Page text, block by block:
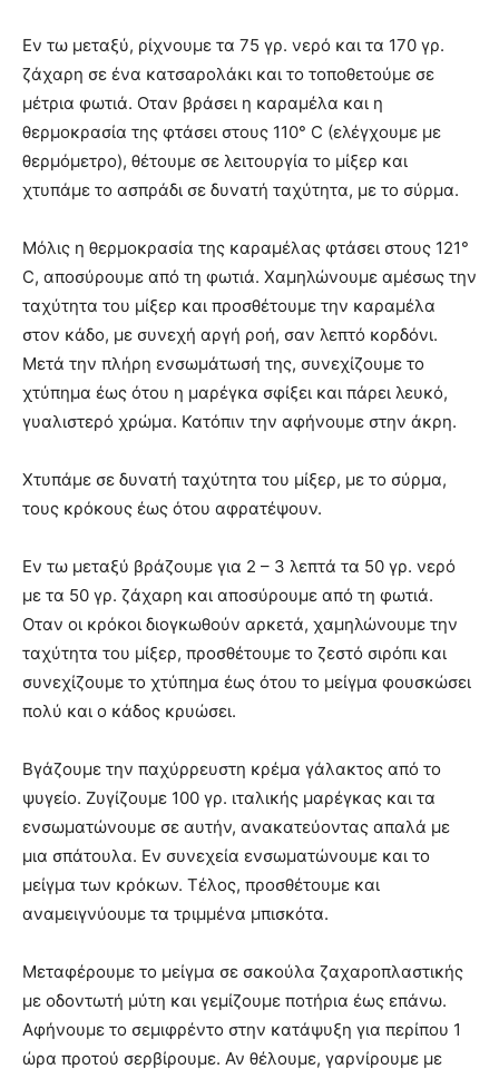
Εν τω μεταξύ, ρίχνουμε τα 75 γρ. νερό και τα 170 γρ.
ζάχαρη σε ένα κατσαρολάκι και το τοποθετούμε σε
μέτρια φωτιά. Οταν βράσει η καραμέλα και η
θερμοκρασία της φτάσει στους 110° C (ελέγχουμε με
θερμόμετρο), θέτουμε σε λειτουργία το μίξερ και
χτυπάμε το ασπράδι σε δυνατή ταχύτητα, με το σύρμα.
Μόλις η θερμοκρασία της καραμέλας φτάσει στους 121°
C, αποσύρουμε από τη φωτιά. Χαμηλώνουμε αμέσως την
ταχύτητα του μίξερ και προσθέτουμε την καραμέλα
στον κάδο, με συνεχή αργή ροή, σαν λεπτό κορδόνι.
Μετά την πλήρη ενσωμάτωσή της, συνεχίζουμε το
χτύπημα έως ότου η μαρέγκα σφίξει και πάρει λευκό,
γυαλιστερό χρώμα. Κατόπιν την αφήνουμε στην άκρη.
Χτυπάμε σε δυνατή ταχύτητα του μίξερ, με το σύρμα,
τους κρόκους έως ότου αφρατέψουν.
Εν τω μεταξύ βράζουμε για 2 – 3 λεπτά τα 50 γρ. νερό
με τα 50 γρ. ζάχαρη και αποσύρουμε από τη φωτιά.
Οταν οι κρόκοι διογκωθούν αρκετά, χαμηλώνουμε την
ταχύτητα του μίξερ, προσθέτουμε το ζεστό σιρόπι και
συνεχίζουμε το χτύπημα έως ότου το μείγμα φουσκώσει
πολύ και ο κάδος κρυώσει.
Βγάζουμε την παχύρρευστη κρέμα γάλακτος από το
ψυγείο. Ζυγίζουμε 100 γρ. ιταλικής μαρέγκας και τα
ενσωματώνουμε σε αυτήν, ανακατεύοντας απαλά με
μια σπάτουλα. Εν συνεχεία ενσωματώνουμε και το
μείγμα των κρόκων. Τέλος, προσθέτουμε και
αναμειγνύουμε τα τριμμένα μπισκότα.
Μεταφέρουμε το μείγμα σε σακούλα ζαχαροπλαστικής
με οδοντωτή μύτη και γεμίζουμε ποτήρια έως επάνω.
Αφήνουμε το σεμιφρέντο στην κατάψυξη για περίπου 1
ώρα προτού σερβίρουμε. Αν θέλουμε, γαρνίρουμε με